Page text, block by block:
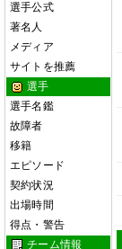
選手公式
著名人
メディア
サイトを推薦
選手
選手名鑑
故障者
移籍
エピソード
契約状況
出場時間
得点・警告
チーム情報